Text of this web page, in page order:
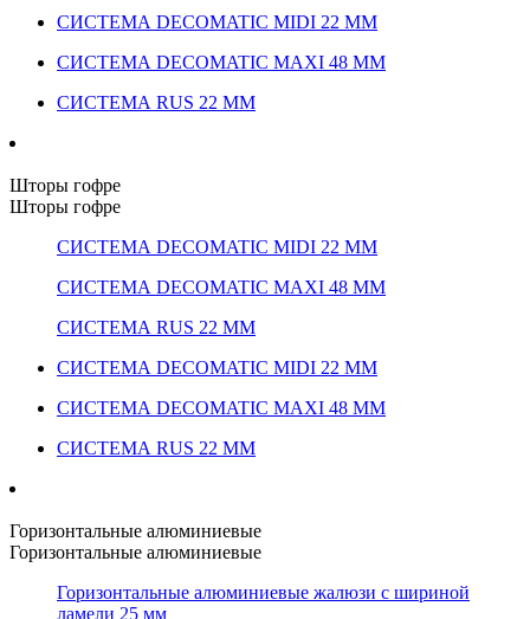
СИСТЕМА DECOMATIC MIDI 22 ММ
СИСТЕМА DECOMATIC MAXI 48 ММ
СИСТЕМА RUS 22 ММ
Шторы гофре
Шторы гофре
СИСТЕМА DECOMATIC MIDI 22 ММ
СИСТЕМА DECOMATIC MAXI 48 ММ
СИСТЕМА RUS 22 ММ
СИСТЕМА DECOMATIC MIDI 22 ММ
СИСТЕМА DECOMATIC MAXI 48 ММ
СИСТЕМА RUS 22 ММ
Горизонтальные алюминиевые
Горизонтальные алюминиевые
Горизонтальные алюминиевые жалюзи с шириной
ламели 25 мм